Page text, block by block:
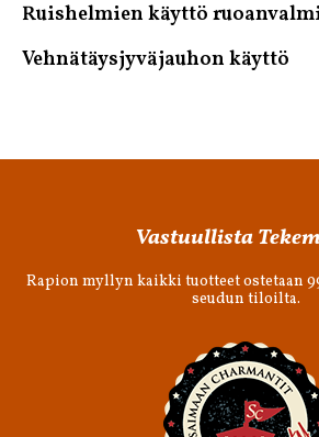
Ruishelmien käyttö
Vehnätäysjyväjauhon käyttö
Vastuullista
Rapion myllyn kaikki tuotteet ostetaan
seudun tiloilta.